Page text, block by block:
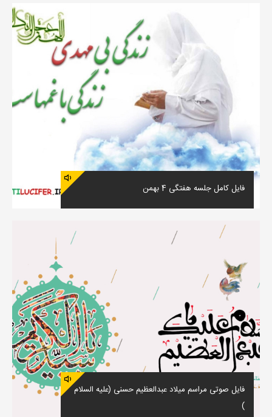
فایل کامل جلسه هفتگی 4 بهمن
فایل صوتی مراسم میلاد عبدالعظیم حسنی (علیه السلام
)